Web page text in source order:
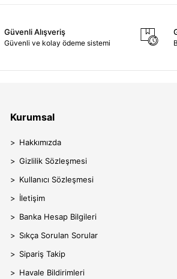
Güvenli Alışveriş
Güvenli ve kolay ödeme sistemi
Kurumsal
Hakkımızda
Gizlilik Sözleşmesi
Kullanıcı Sözleşmesi
İletişim
Banka Hesap Bilgileri
Sıkça Sorulan Sorular
Sipariş Takip
Havale Bildirimleri